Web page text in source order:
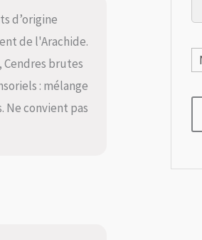
d’origine
de l'Arachide.
Cendres brutes
: mélange
Ne convient pas